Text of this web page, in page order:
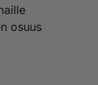
osuus